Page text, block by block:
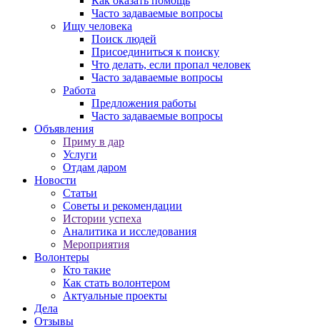
Часто задаваемые вопросы
Ищу человека
Поиск людей
Присоединиться к поиску
Что делать, если пропал человек
Часто задаваемые вопросы
Работа
Предложения работы
Часто задаваемые вопросы
Объявления
Приму в дар
Услуги
Отдам даром
Новости
Статьи
Советы и рекомендации
Истории успеха
Аналитика и исследования
Мероприятия
Волонтеры
Кто такие
Как стать волонтером
Актуальные проекты
Дела
Отзывы